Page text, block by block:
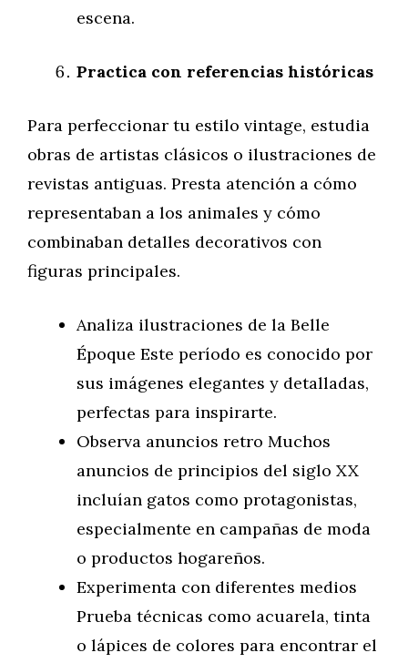
escena.
Practica con referencias históricas
Para perfeccionar tu estilo vintage, estudia
obras de artistas clásicos o ilustraciones de
revistas antiguas. Presta atención a cómo
representaban a los animales y cómo
combinaban detalles decorativos con
figuras principales.
Analiza ilustraciones de la Belle
Époque Este período es conocido por
sus imágenes elegantes y detalladas,
perfectas para inspirarte.
Observa anuncios retro Muchos
anuncios de principios del siglo XX
incluían gatos como protagonistas,
especialmente en campañas de moda
o productos hogareños.
Experimenta con diferentes medios
Prueba técnicas como acuarela, tinta
o lápices de colores para encontrar el